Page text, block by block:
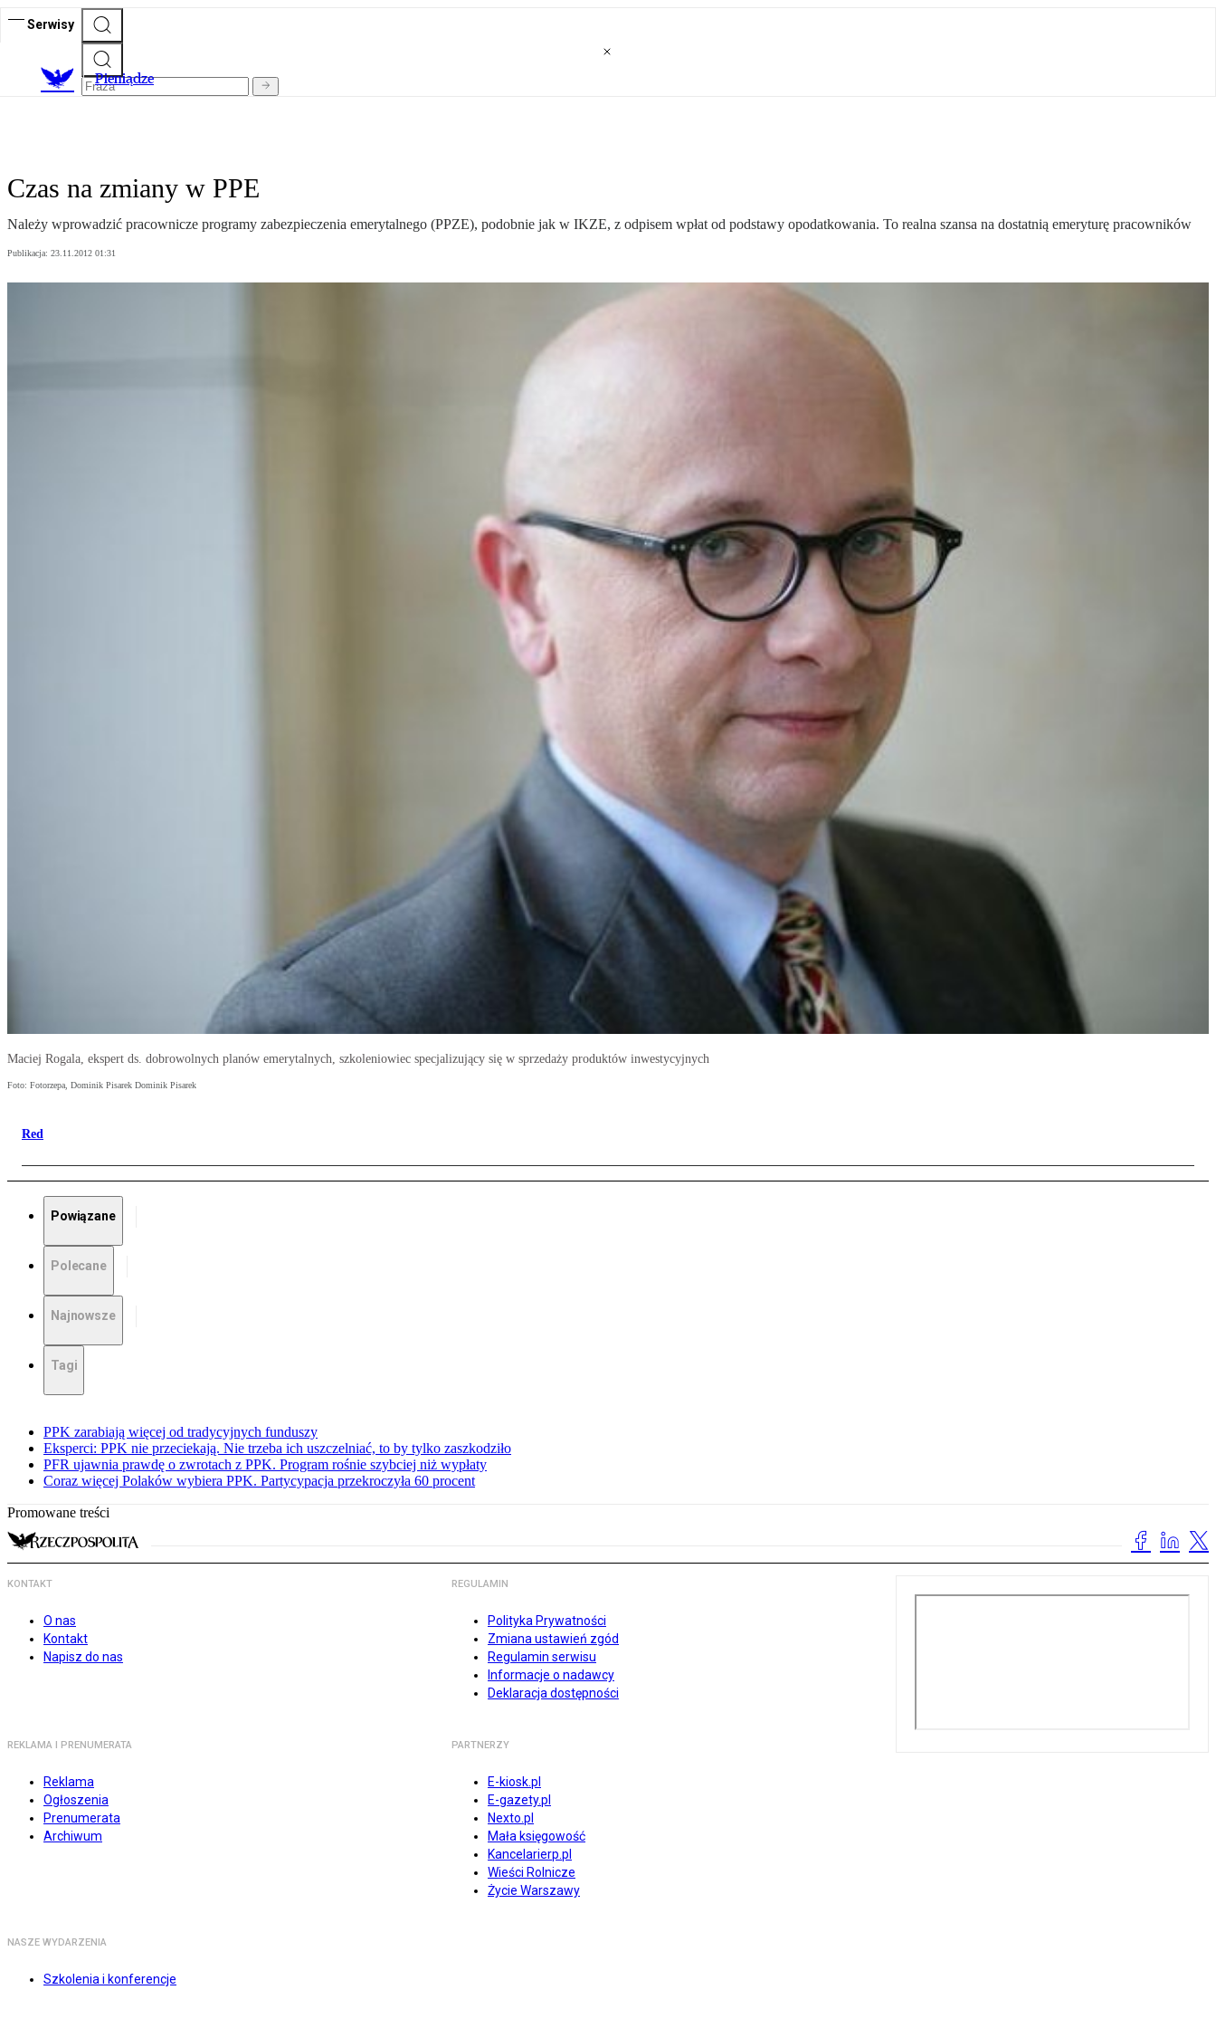
Serwisy
Pieniądze
Czas na zmiany w PPE
Należy wprowadzić pracownicze programy zabezpieczenia emerytalnego (PPZE), podobnie jak w IKZE, z odpisem wpłat od podstawy opodatkowania. To realna szansa na dostatnią emeryturę pracowników
Publikacja: 23.11.2012 01:31
Maciej Rogala, ekspert ds. dobrowolnych planów emerytalnych, szkoleniowiec specjalizujący się w sprzedaży produktów inwestycyjnych
Foto: Fotorzepa, Dominik Pisarek Dominik Pisarek
Red
Powiązane
Polecane
Najnowsze
Tagi
PPK zarabiają więcej od tradycyjnych funduszy
Eksperci: PPK nie przeciekają. Nie trzeba ich uszczelniać, to by tylko zaszkodziło
PFR ujawnia prawdę o zwrotach z PPK. Program rośnie szybciej niż wypłaty
Coraz więcej Polaków wybiera PPK. Partycypacja przekroczyła 60 procent
Promowane treści
KONTAKT
O nas
Kontakt
Napisz do nas
REGULAMIN
Polityka Prywatności
Zmiana ustawień zgód
Regulamin serwisu
Informacje o nadawcy
Deklaracja dostępności
REKLAMA I PRENUMERATA
Reklama
Ogłoszenia
Prenumerata
Archiwum
PARTNERZY
E-kiosk.pl
E-gazety.pl
Nexto.pl
Mała księgowość
Kancelarierp.pl
Wieści Rolnicze
Życie Warszawy
NASZE WYDARZENIA
Szkolenia i konferencje